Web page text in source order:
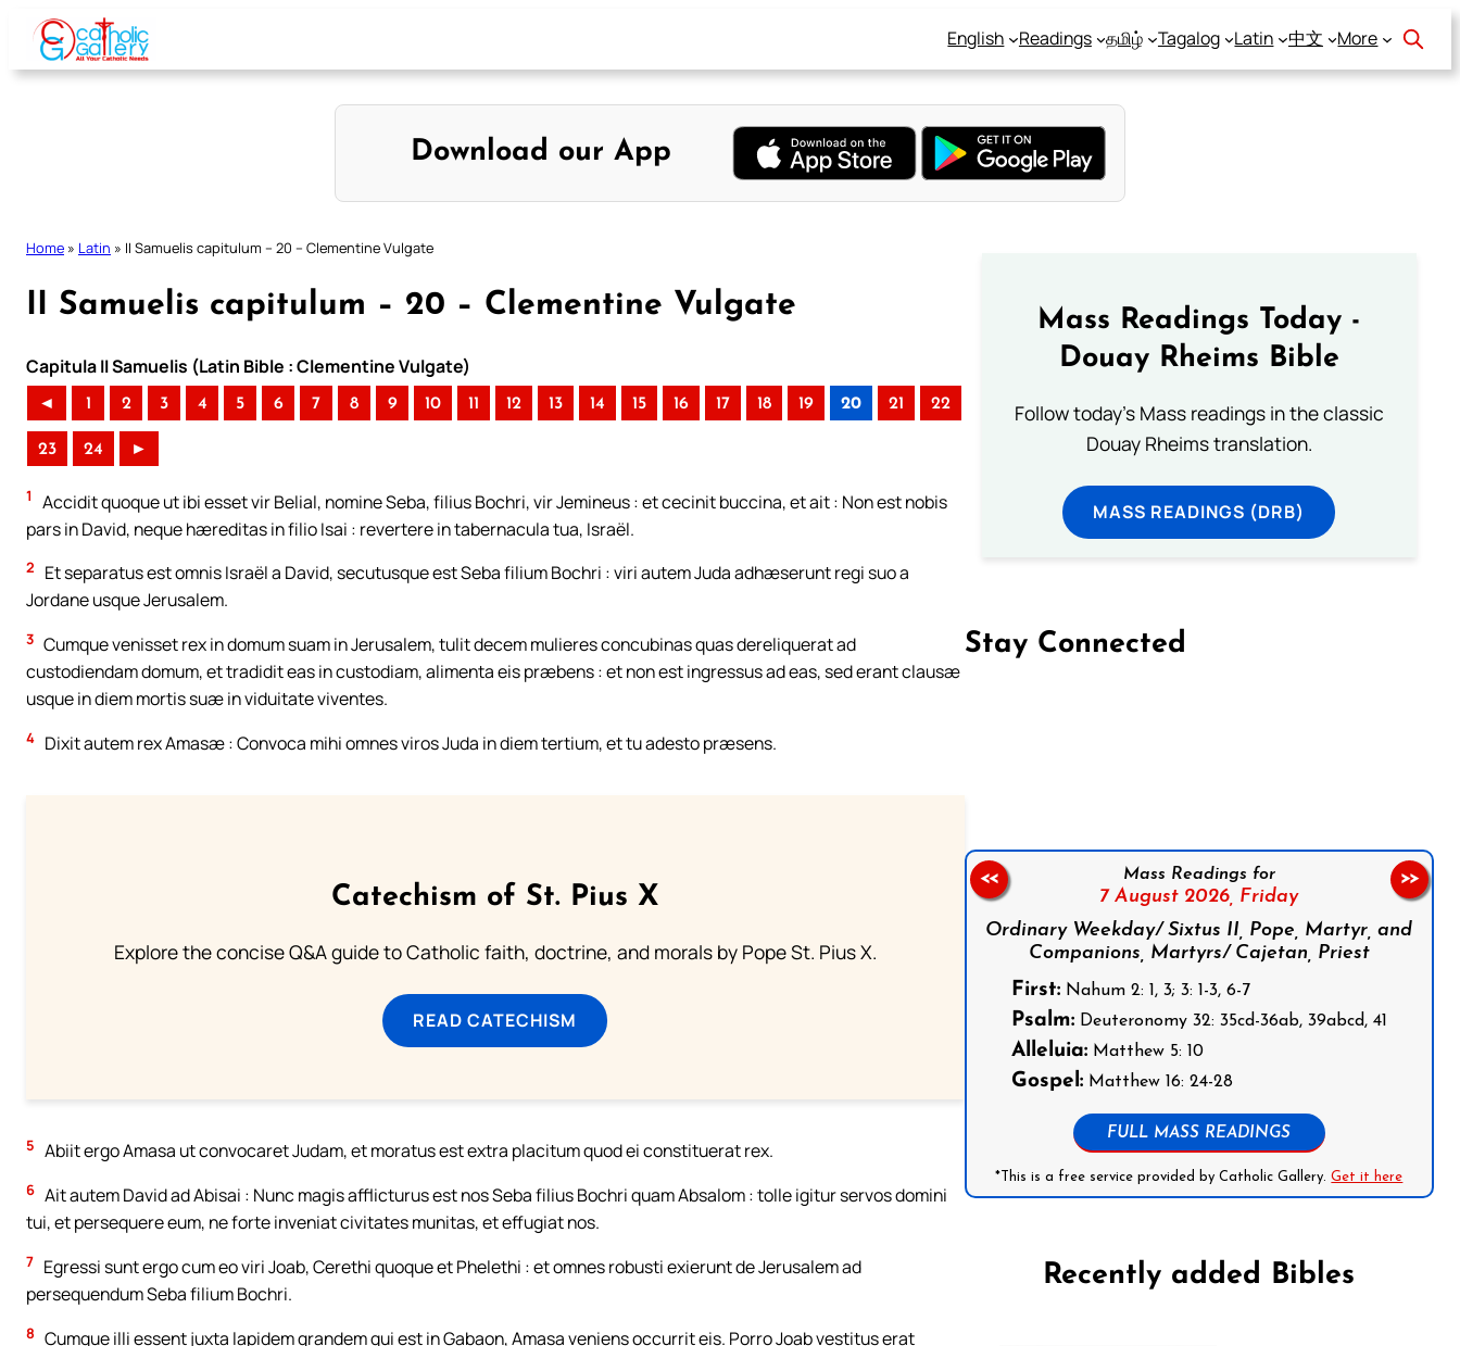
Skip
content
English Readings தமிழ் Tagalog Latin 中文 More
Download our App
Home » Latin » II Samuelis capitulum – 20 – Clementine Vulgate
II Samuelis capitulum – 20 – Clementine Vulgate
Capitula II Samuelis (Latin Bible : Clementine Vulgate)
◄ 1 2 3 4 5 6 7 8 9 10 11 12 13 14 15 16 17 18 19 20 21 22
23 24 ►
1
Accidit quoque ut ibi esset vir Belial, nomine Seba, filius Bochri, vir Jemineus : et cecinit buccina, et ait : Non est nobis
pars in David, neque hæreditas in filio Isai : revertere in tabernacula tua, Israël.
2
Et separatus est omnis Israël a David, secutusque est Seba filium Bochri : viri autem Juda adhæserunt regi suo a
Jordane usque Jerusalem.
3 Cumque venisset rex in domum suam in Jerusalem, tulit decem mulieres concubinas quas dereliquerat ad
custodiendam domum, et tradidit eas in custodiam, alimenta eis præbens : et non est ingressus ad eas, sed erant clausæ
usque in diem mortis suæ in viduitate viventes.
4 Dixit autem rex Amasæ : Convoca mihi omnes viros Juda in diem tertium, et tu adesto præsens.
Catechism of St. Pius X
Explore the concise Q&A guide to Catholic faith, doctrine, and morals by Pope St. Pius X.
READ CATECHISM
5 Abiit ergo Amasa ut convocaret Judam, et moratus est extra placitum quod ei constituerat rex.
6 Ait autem David ad Abisai : Nunc magis afflicturus est nos Seba filius Bochri quam Absalom : tolle igitur servos domini
tui, et persequere eum, ne forte inveniat civitates munitas, et effugiat nos.
7 Egressi sunt ergo cum eo viri Joab, Cerethi quoque et Phelethi : et omnes robusti exierunt de Jerusalem ad
persequendum Seba filium Bochri.
8 Cumque illi essent juxta lapidem grandem qui est in Gabaon, Amasa veniens occurrit eis. Porro Joab vestitus erat
Mass Readings Today -
Douay Rheims Bible
Follow today's Mass readings in the classic
Douay Rheims translation.
MASS READINGS (DRB)
Stay Connected
Mass Readings for
7 August 2026, Friday
Ordinary Weekday/ Sixtus II, Pope, Martyr, and
Companions, Martyrs/ Cajetan, Priest
First:Nahum 2: 1, 3; 3: 1-3, 6-7
Psalm:Deuteronomy 32: 35cd-36ab, 39abcd, 41
Alleluia:Matthew 5: 10
Gospel:Matthew 16: 24-28
FULL MASS READINGS
*This is a free service provided by Catholic Gallery.Get it here
<< >>
Recently added Bibles